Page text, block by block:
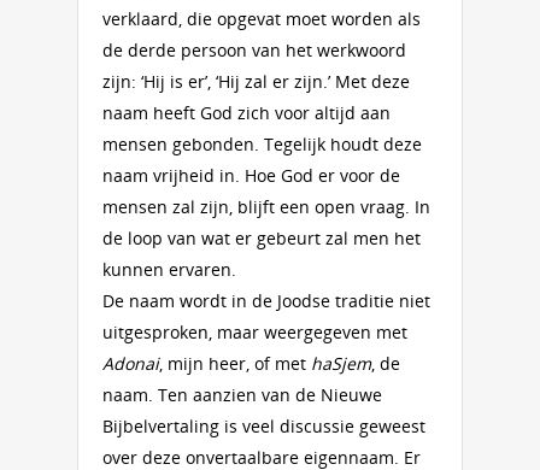
verklaard, die opgevat moet worden als
de derde persoon van het werkwoord
zijn: ‘Hij is er’, ‘Hij zal er zijn.’ Met deze
naam heeft God zich voor altijd aan
mensen gebonden. Tegelijk houdt deze
naam vrijheid in. Hoe God er voor de
mensen zal zijn, blijft een open vraag. In
de loop van wat er gebeurt zal men het
kunnen ervaren.
De naam wordt in de Joodse traditie niet
uitgesproken, maar weergegeven met
Adonai, mijn heer, of met haSjem, de
naam. Ten aanzien van de Nieuwe
Bijbelvertaling is veel discussie geweest
over deze onvertaalbare eigennaam. Er